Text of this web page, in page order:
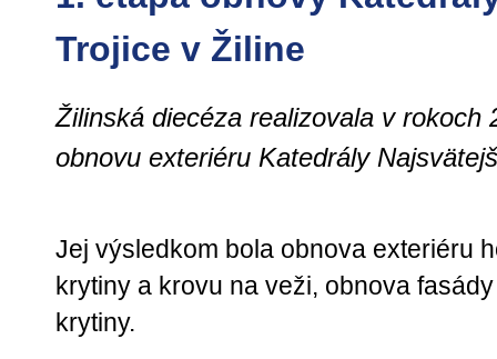
Trojice v Žiline
Žilinská diecéza realizovala v rokoch
obnovu exteriéru Katedrály
Jej výsledkom bola obnova exteriéru
krytiny a krovu na veži, obnova
krytiny.